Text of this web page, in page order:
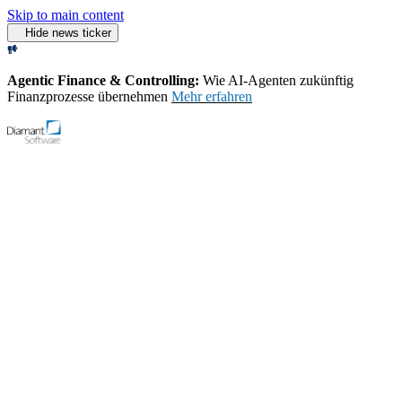
Skip to main content
Hide news ticker
Agentic Finance & Controlling: Wie AI‑Agenten zukünftig
Finanzprozesse übernehmen Mehr erfahren